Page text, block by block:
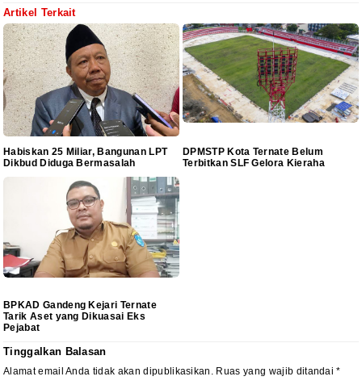
Artikel Terkait
Habiskan 25 Miliar, Bangunan LPT
Dikbud Diduga Bermasalah
DPMSTP Kota Ternate Belum
Terbitkan SLF Gelora Kieraha
BPKAD Gandeng Kejari Ternate
Tarik Aset yang Dikuasai Eks
Pejabat
Tinggalkan Balasan
Alamat email Anda tidak akan dipublikasikan. Ruas yang wajib ditandai*